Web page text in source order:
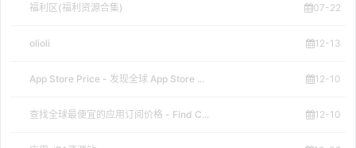
福利区(福利资源合集) 07-22
olioli 12-13
App Store Price - 发现全球 App Store ... 12-10
查找全球最便宜的应用订阅价格 - Find C... 12-10